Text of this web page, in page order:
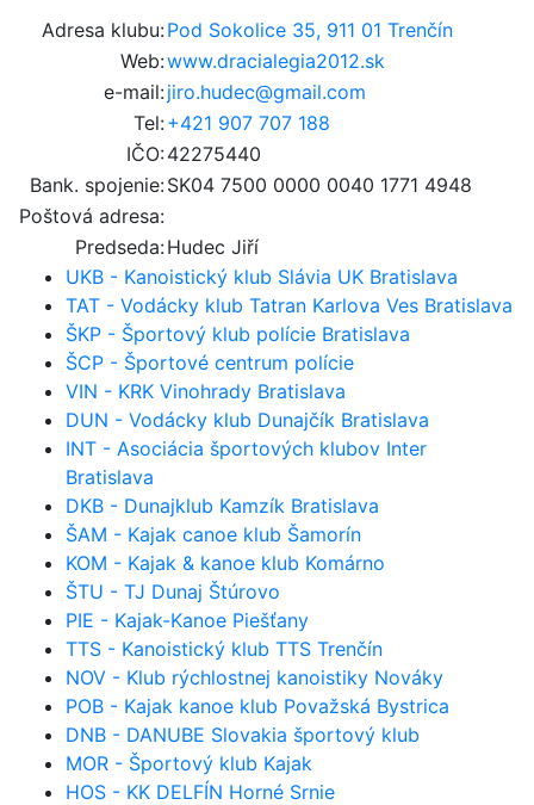
Adresa klubu:Pod Sokolice 35, 911 01 Trenčín
Web:www.dracialegia2012.sk
e-mail:jiro.hudec@gmail.com
Tel:+421 907 707 188
IČO:42275440
Bank. spojenie:SK04 7500 0000 0040 1771 4948
Poštová adresa:
Predseda:Hudec Jiří
UKB - Kanoistický klub Slávia UK Bratislava
TAT - Vodácky klub Tatran Karlova Ves Bratislava
ŠKP - Športový klub polície Bratislava
ŠCP - Športové centrum polície
VIN - KRK Vinohrady Bratislava
DUN - Vodácky klub Dunajčík Bratislava
INT - Asociácia športových klubov Inter
Bratislava
DKB - Dunajklub Kamzík Bratislava
ŠAM - Kajak canoe klub Šamorín
KOM - Kajak & kanoe klub Komárno
ŠTU - TJ Dunaj Štúrovo
PIE - Kajak-Kanoe Piešťany
TTS - Kanoistický klub TTS Trenčín
NOV - Klub rýchlostnej kanoistiky Nováky
POB - Kajak kanoe klub Považská Bystrica
DNB - DANUBE Slovakia športový klub
MOR - Športový klub Kajak
HOS - KK DELFÍN Horné Srnie